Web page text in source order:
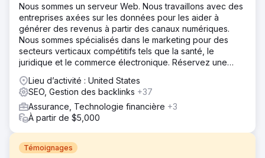
Nous sommes un serveur Web. Nous travaillons avec des
entreprises axées sur les données pour les aider à
générer des revenus à partir des canaux numériques.
Nous sommes spécialisés dans le marketing pour des
secteurs verticaux compétitifs tels que la santé, le
juridique et le commerce électronique. Réservez une
Lieu d’activité : United States
SEO, Gestion des backlinks +37
Assurance, Technologie financière +3
À partir de $5,000
Témoignages